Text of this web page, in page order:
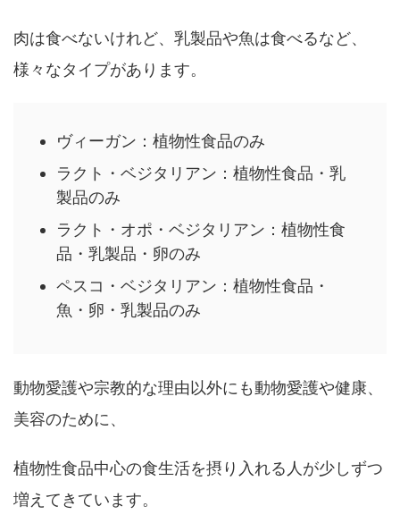
肉は食べないけれど、乳製品や魚は食べるなど、
様々なタイプがあります。
ヴィーガン：植物性食品のみ
ラクト・ベジタリアン：植物性食品・乳
製品のみ
ラクト・オポ・ベジタリアン：植物性食
品・乳製品・卵のみ
ペスコ・ベジタリアン：植物性食品・
魚・卵・乳製品のみ
動物愛護や宗教的な理由以外にも動物愛護や健康、
美容のために、
植物性食品中心の食生活を摂り入れる人が少しずつ
増えてきています。